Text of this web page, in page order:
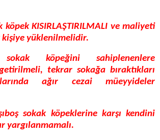
köpek KISIRLAŞTIRILMALI ve maliyeti
kişiye yüklenilmelidir.
sokak köpeğini sahiplenenlere
tekrar sokağa bıraktıkları
ağır cezai müeyyideler
sokak köpeklerine karşı kendini
yargılanmamalı.